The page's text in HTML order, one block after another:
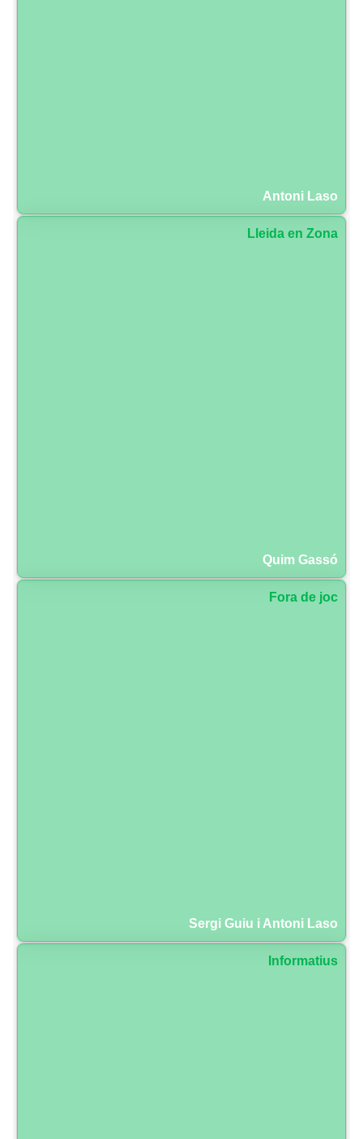
Antoni Laso
Lleida en Zona
Quim Gassó
Fora de joc
Sergi Guiu i Antoni Laso
Informatius